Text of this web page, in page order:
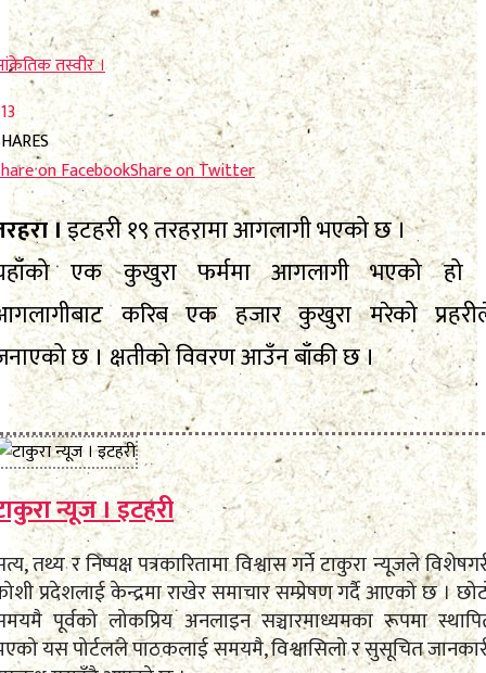
निर्वाचन
भिजिट नेपाल
सम्पादकीय
स्थानीय निर्वाचन
No Result
View All Result
निर्वाचन
भिजिट नेपाल
सम्पादकीय
स्थानीय निर्वाचन
No Result
View All Result
तस्वीर ।
on FacebookShare on Twitter
।इटहरी १९ तरहरामा आगलागी भएको छ ।
एक कुखुरा फर्ममा आगलागी भएको हो
करिब एक हजार कुखुरा मरेको
छ । क्षतीको विवरण आउँन बाँकी छ ।
न्यूज । इटहरी
तथ्य र निष्पक्ष पत्रकारितामा विश्वास गर्ने टाकुरा न्यूजले
प्रदेशलाई केन्द्रमा राखेर समाचार सम्प्रेषण गर्दै आएको छ ।
पूर्वको लोकप्रिय अनलाइन सञ्चारमाध्यमका रूपमा
यस पोर्टलले पाठकलाई समयमै, विश्वासिलो र सुसूचित